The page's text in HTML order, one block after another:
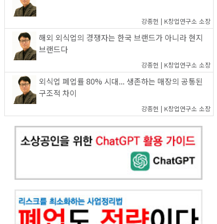
강종헌 | K창업연구소 소장
해외 외식업의 경쟁자는 한국 브랜드가 아니라 현지
브랜드다
강종헌 | K창업연구소 소장
외식업 폐업률 80% 시대... 생존하는 매장의 공통된
구조적 차이
강종헌 | K창업연구소 소장